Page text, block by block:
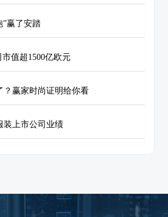
”赢了安踏
值超1500亿欧元
？赢家时尚证明给你看
装上市公司业绩